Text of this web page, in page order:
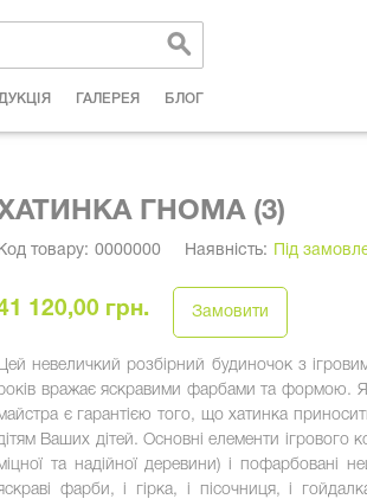
ГАЛЕРЕЯ БЛОГ
ГНОМА (3)
Код товару: 0000000 Наявність: Під
120,00 грн. Замовити
Цей невеличкий розбірний будиночок з
вражає яскравими фарбами та формою.
є гарантією того, що хатинка
Ваших дітей. Основні елементи ігрового
та надійної деревини) і пофарбовані
фарби, і гірка, і пісочниця, і